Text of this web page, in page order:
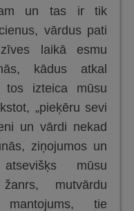
un tas ir tik
vārdus pati
laikā esmu
kādus atkal
izteica mūsu
„pieķēru sevi
un vārdi nekad
ziņojumos un
mūsu
mutvārdu
mantojums, tie